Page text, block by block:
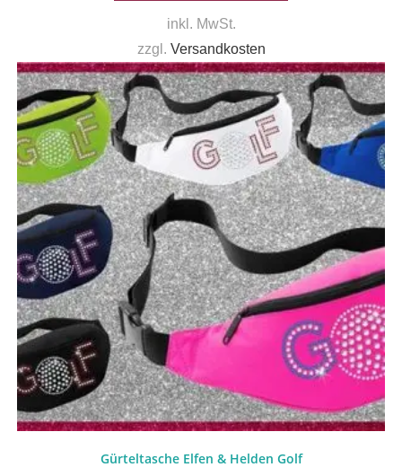
inkl. MwSt.
zzgl. Versandkosten
Gürteltasche Elfen & Helden Golf